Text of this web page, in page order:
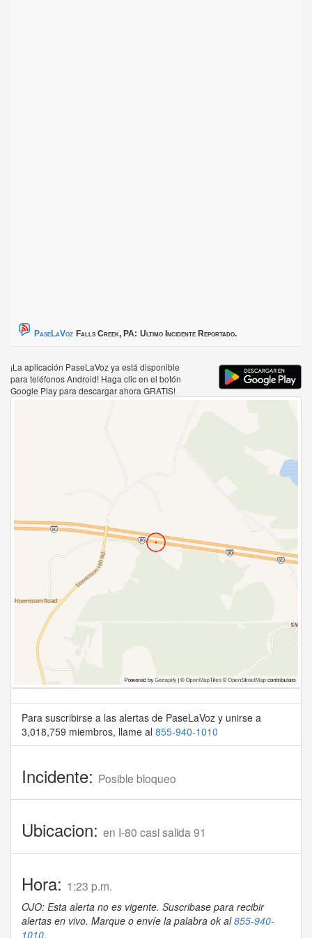
PaseLaVoz Falls Creek, PA: Ultimo Incidente Reportado.
¡La aplicación PaseLaVoz ya está disponible
para teléfonos Android! Haga clic en el botón
Google Play para descargar ahora GRATIS!
Para suscribirse a las alertas de PaseLaVoz y unirse a
3,018,759 miembros, llame al 855-940-1010
Incidente: Posible bloqueo
Ubicacion: en I-80 casi salida 91
Hora: 1:23 p.m.
OJO: Esta alerta no es vigente. Suscribase para recibir
alertas en vivo. Marque o envíe la palabra ok al855-940-
1010.